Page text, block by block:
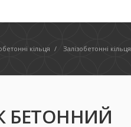
кільця / Залізобетонні кільця
БЕТОННИЙ